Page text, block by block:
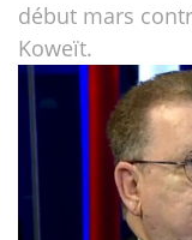
début mars
Koweït.